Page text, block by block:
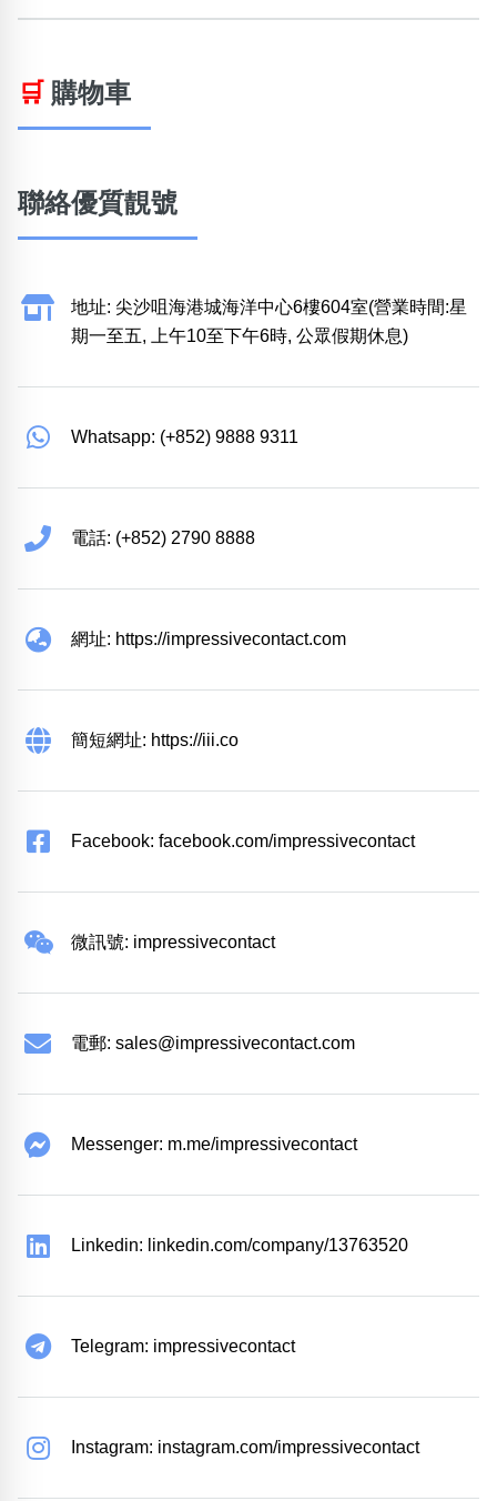
🛒 購物車
聯絡優質靚號
地址: 尖沙咀海港城海洋中心6樓604室(營業時間:星
期一至五, 上午10至下午6時, 公眾假期休息)
Whatsapp: (+852) 9888 9311
電話: (+852) 2790 8888
網址: https://impressivecontact.com
簡短網址: https://iii.co
Facebook: facebook.com/impressivecontact
微訊號: impressivecontact
電郵: sales@impressivecontact.com
Messenger: m.me/impressivecontact
Linkedin: linkedin.com/company/13763520
Telegram: impressivecontact
Instagram: instagram.com/impressivecontact